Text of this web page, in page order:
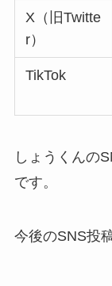
X（旧Twitte
r）
TikTok
しょうくんの
です。
今後のSNS投